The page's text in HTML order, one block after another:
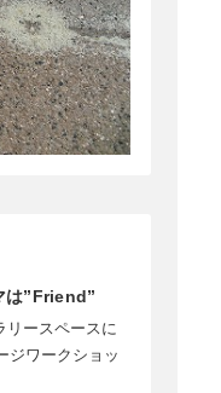
は”Friend”
リースペースに
ジワークショッ